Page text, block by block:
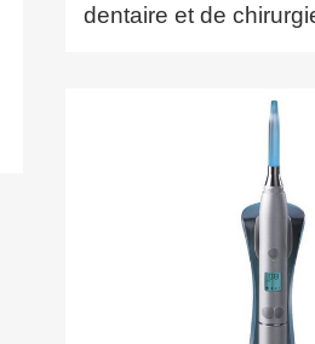
dentaire et de